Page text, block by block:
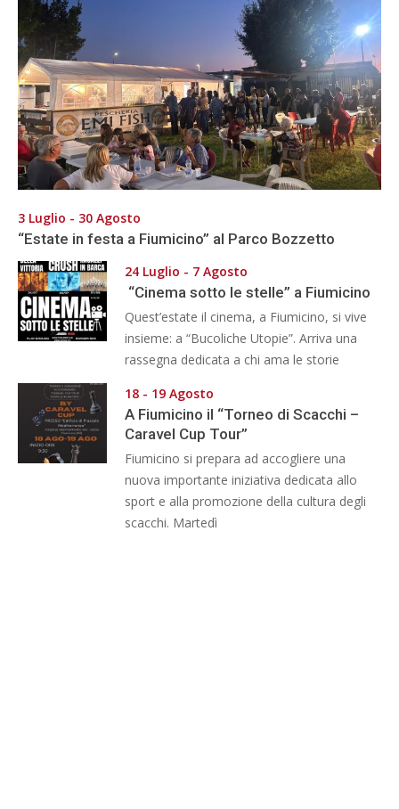
3 Luglio - 30 Agosto
“Estate in festa a Fiumicino” al Parco Bozzetto
24 Luglio - 7 Agosto
“Cinema sotto le stelle” a Fiumicino
Quest’estate il cinema, a Fiumicino, si vive
insieme: a “Bucoliche Utopie”. Arriva una
rassegna dedicata a chi ama le storie
18 - 19 Agosto
A Fiumicino il “Torneo di Scacchi –
Caravel Cup Tour”
Fiumicino si prepara ad accogliere una
nuova importante iniziativa dedicata allo
sport e alla promozione della cultura degli
scacchi. Martedì